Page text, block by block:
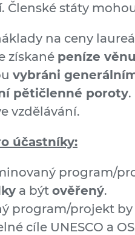
. Členské státy
na ceny
získané peníze
vybráni
pětičlenné poroty
vzdělávání.
účastníky:
program/
a být ověřený.
program/projekt
cíle UNESCO a